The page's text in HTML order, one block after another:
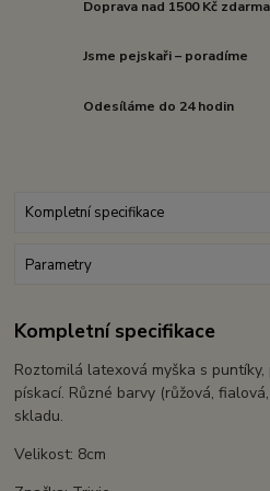
Doprava nad 1500 Kč zdarma
Jsme pejskaři – poradíme
Odesíláme do 24 hodin
Kompletní specifikace
Parametry
Kompletní specifikace
Roztomilá latexová myška s
pískací. Různé barvy (růžová,
skladu.
Velikost: 8cm